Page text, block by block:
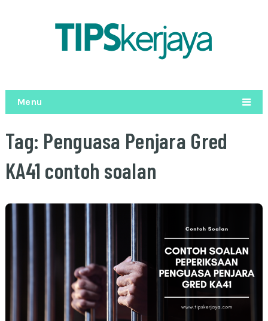
Menu
Tag: Penguasa Penjara Gred
KA41 contoh soalan